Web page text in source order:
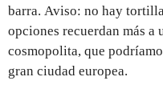
barra. Aviso: no hay
opciones recuerdan más a
cosmopolita, que
gran ciudad europea.